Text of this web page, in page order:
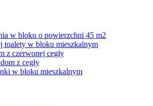
w bloku o powierzchni 45 m2
toalety w bloku mieszkalnym
z czerwonej cegły
z cegły
w bloku mieszkalnym